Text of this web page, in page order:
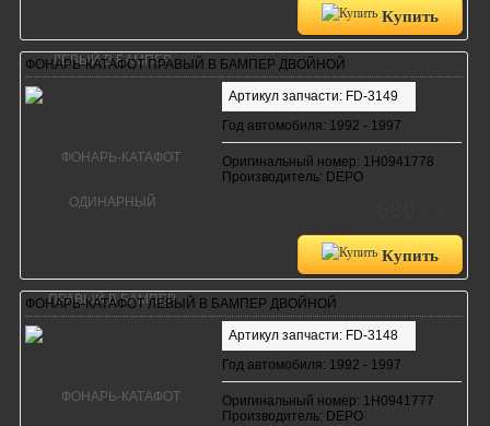
Купить
ФОНАРЬ-КАТАФОТ ПРАВЫЙ В БАМПЕР ДВОЙНОЙ
Артикул запчасти: FD-3149
Год автомобиля: 1992 - 1997
Оригинальный номер: 1H0941778
Производитель: DEPO
Купить
ФОНАРЬ-КАТАФОТ ЛЕВЫЙ В БАМПЕР ДВОЙНОЙ
Артикул запчасти: FD-3148
Год автомобиля: 1992 - 1997
Оригинальный номер: 1H0941777
Производитель: DEPO